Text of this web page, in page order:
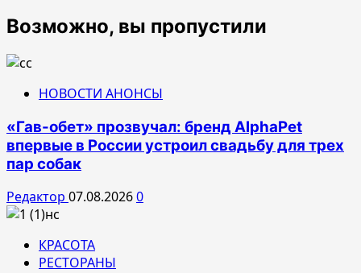
Возможно, вы пропустили
НОВОСТИ АНОНСЫ
«Гав-обет» прозвучал: бренд AlphaPet
впервые в России устроил свадьбу для трех
пар собак
Редактор 07.08.20260
КРАСОТА
РЕСТОРАНЫ